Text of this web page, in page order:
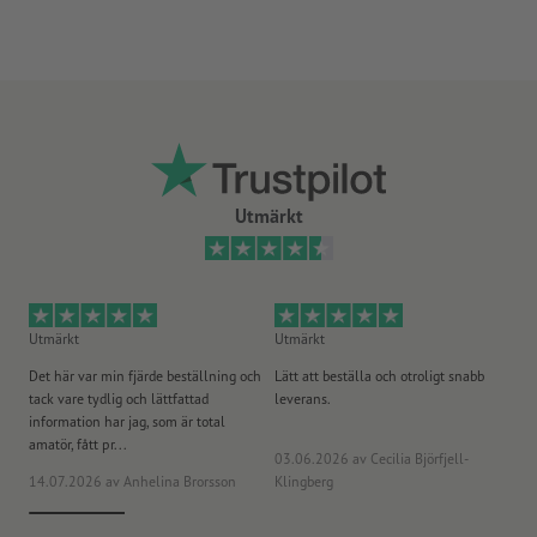
Utmärkt
Utmärkt
Det här var min fjärde beställning och
tack vare tydlig och lättfattad
information har jag, som är total
amatör, fått pr...
14.07.2026 av Anhelina Brorsson
Utmärkt
Lätt att beställa och otroligt snabb
leverans.
03.06.2026 av Cecilia Björfjell-
Klingberg